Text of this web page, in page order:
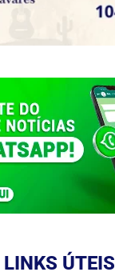
LINKS ÚTEIS